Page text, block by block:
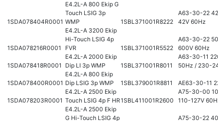
1SDA078404R0001
E4.2L-A 800 Ekip G
Touch LSIG 3p
WMP
1SBL371001R8222
A63-30-22
42V 60Hz
1SDA078216R0001
E4.2L-A 3200 Ekip
Hi-Touch LSIG 4p
FVR
1SBL371001R5522
A63-30-22
600V 60Hz
1SDA078418R0001
E4.2L-A 2000 Ekip
Dip LI 3p WMP
1SBL371001R8011
A63-30-11
50Hz / 230-
1SDA078400R0001
E4.2L-A 800 Ekip
Dip LSIG 3p WMP
1SBL379001R8811 AE63-30-11
1SDA078203R0001
E4.2L-A 2500 Ekip
Touch LSIG 4p F HR1SBL411001R2600
A75-30-00
110-127V
E4.2L-A 2500 Ekip
G Hi-Touch LSIG 4p
A75-30-22